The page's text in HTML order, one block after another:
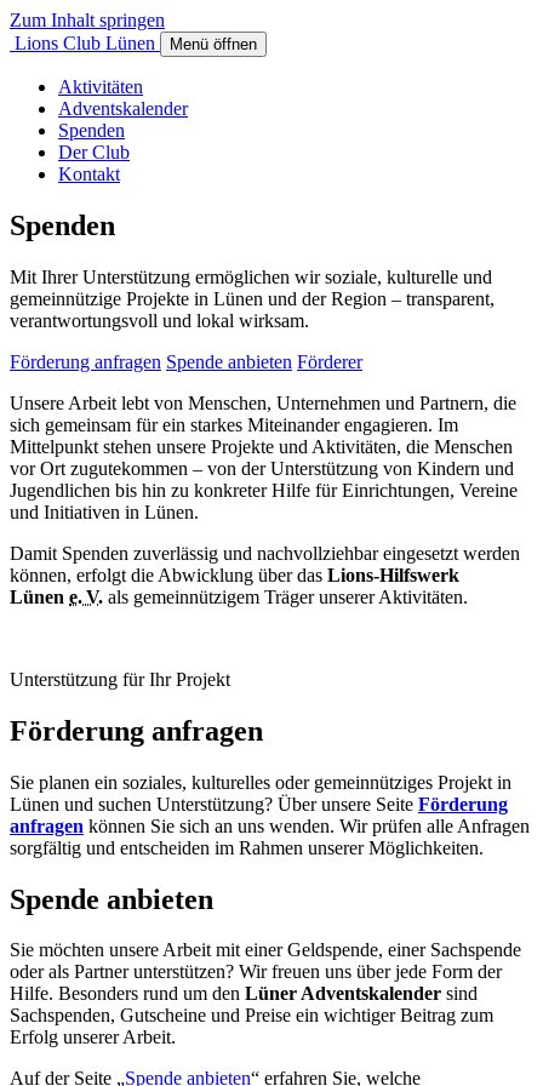
Zum Inhalt springen
Lions Club Lünen
Menü öffnen
Aktivitäten
Adventskalender
Spenden
Der Club
Kontakt
Spenden
Mit Ihrer Unterstützung ermöglichen wir soziale, kulturelle und
gemeinnützige Projekte in Lünen und der Region – transparent,
verantwortungsvoll und lokal wirksam.
Förderung anfragen Spende anbieten Förderer
Unsere Arbeit lebt von Menschen, Unternehmen und Partnern, die
sich gemeinsam für ein starkes Miteinander engagieren. Im
Mittelpunkt stehen unsere Projekte und Aktivitäten, die Menschen
vor Ort zugutekommen – von der Unterstützung von Kindern und
Jugendlichen bis hin zu konkreter Hilfe für Einrichtungen, Vereine
und Initiativen in Lünen.
Damit Spenden zuverlässig und nachvollziehbar eingesetzt werden
können, erfolgt die Abwicklung über das Lions-Hilfswerk
Lünen e. V. als gemeinnützigem Träger unserer Aktivitäten.
Unterstützung für Ihr Projekt
Förderung anfragen
Sie planen ein soziales, kulturelles oder gemeinnütziges Projekt in
Lünen und suchen Unterstützung? Über unsere Seite Förderung
anfragen können Sie sich an uns wenden. Wir prüfen alle Anfragen
sorgfältig und entscheiden im Rahmen unserer Möglichkeiten.
Spende anbieten
Sie möchten unsere Arbeit mit einer Geldspende, einer Sachspende
oder als Partner unterstützen? Wir freuen uns über jede Form der
Hilfe. Besonders rund um den Lüner Adventskalender sind
Sachspenden, Gutscheine und Preise ein wichtiger Beitrag zum
Erfolg unserer Arbeit.
Auf der Seite „Spende anbieten“ erfahren Sie, welche